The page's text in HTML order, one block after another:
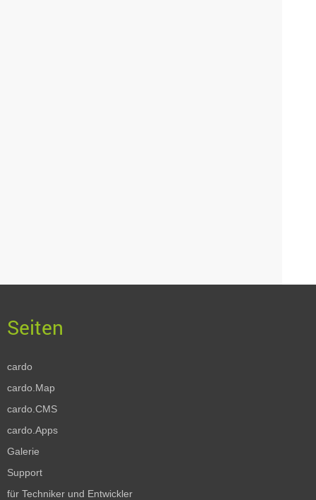
cardo
cardo.Map
cardo.CMS
cardo.Apps
Galerie
Support
für Techniker und Entwickler